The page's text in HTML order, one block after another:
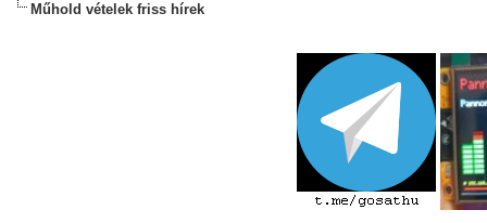
Műhold vételek friss hírek